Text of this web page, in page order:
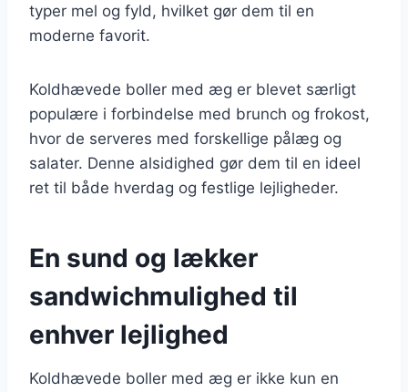
typer mel og fyld, hvilket gør dem til en
moderne favorit.
Koldhævede boller med æg er blevet særligt
populære i forbindelse med brunch og frokost,
hvor de serveres med forskellige pålæg og
salater. Denne alsidighed gør dem til en ideel
ret til både hverdag og festlige lejligheder.
En sund og lækker
sandwichmulighed til
enhver lejlighed
Koldhævede boller med æg er ikke kun en